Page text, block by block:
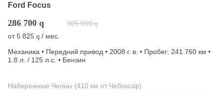
Ford Focus
286 700 q 305 000 q
от5 825 q / мес.
Механика • Передний привод • 2008 г. в. • Пробег: 241 760 км •
1.8 л. / 125 л.с. • Бензин
Набережные Челны (410 км от Чебоксар)